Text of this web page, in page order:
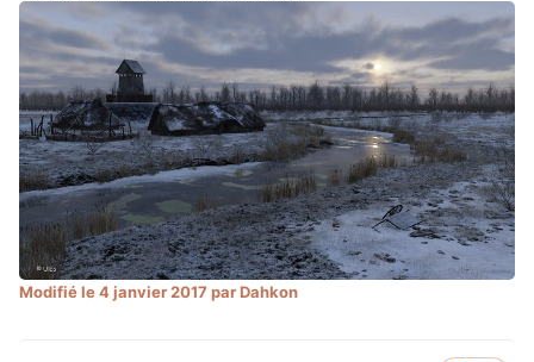
Modifiéle 4 janvier 2017 par Dahkon